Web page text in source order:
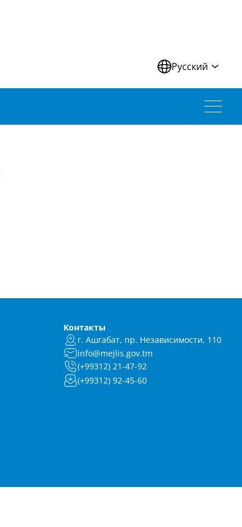
Русский
Контакты
г. Ашгабат, пр. Независимости, 110
info@mejlis.gov.tm
(+99312) 21-47-92
(+99312) 92-45-60